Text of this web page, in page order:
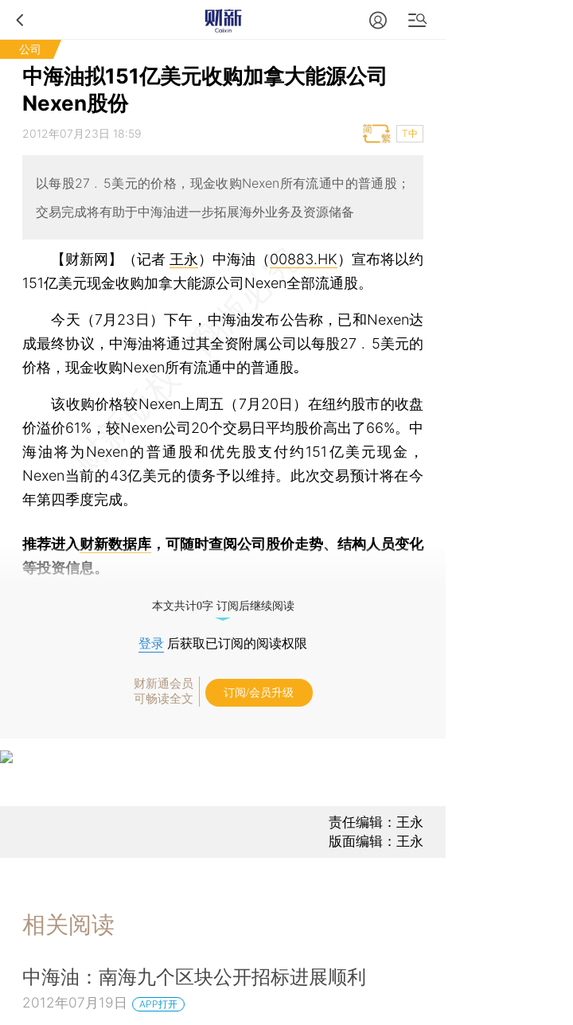
公司
中海油拟151亿美元收购加拿大能源公司
Nexen股份
2012年07月23日 18:59 T中
以每股27﹒5美元的价格，现金收购Nexen所有流通中的普通股；
交易完成将有助于中海油进一步拓展海外业务及资源储备
【财新网】（记者 王永 ） 中海油（00883.HK）宣布将以约
151亿美元现金收购加拿大能源公司Nexen全部流通股。
今天（7月23日）下午，中海油发布公告称，已和Nexen达
成最终协议，中海油将通过其全资附属公司以每股27﹒5美元的
价格，现金收购Nexen所有流通中的普通股｡
该收购价格较Nexen上周五（7月20日）在纽约股市的收盘
价溢价61%，较Nexen公司20个交易日平均股价高出了66%。中
海油将为Nexen的普通股和优先股支付约151亿美元现金，
Nexen当前的43亿美元的债务予以维持。此次交易预计将在今
年第四季度完成。
推荐进入财新数据库 ，可随时查阅公司股价走势、结构人员变化
等投资信息。
本文共计0字 订阅后继续阅读
登录 后获取已订阅的阅读权限
财新通会员
可畅读全文
订阅/会员升级
责任编辑：王永
版面编辑：王永
相关阅读
中海油：南海九个区块公开招标进展顺利
2012年07月19日 APP打开